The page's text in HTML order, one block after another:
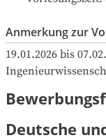
Anmerkung zur
19.01.2026 bis
Deutsche